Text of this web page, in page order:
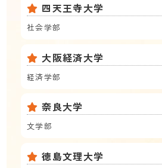
四天王寺大学
社会学部
大阪経済大学
経済学部
奈良大学
文学部
徳島文理大学